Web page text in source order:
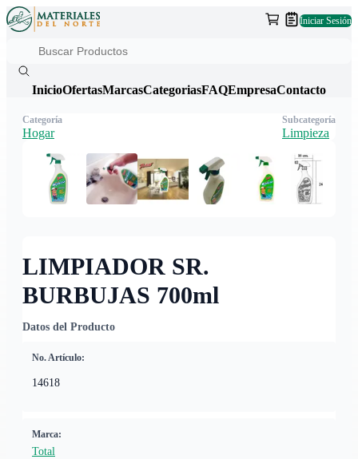
Iniciar Sesión
InicioOfertasMarcasCategoriasFAQEmpresaContacto
LIMPIADOR SR.
BURBUJAS 700ml
Datos del Producto
No. Artículo:
14618
Marca:
Total
Categoría
Hogar
Subcategoría
Limpieza